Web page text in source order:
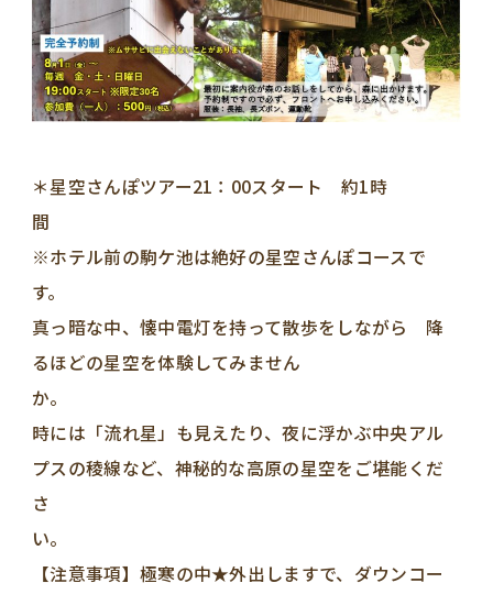
＊星空さんぽツアー21：00スタート 約1時
※ホテル前の駒ケ池は絶好の星空さんぽコースで
真っ暗な中、懐中電灯を持って散歩をしながら 降
るほどの星空を体験してみません
時には「流れ星」も見えたり、夜に浮かぶ中央アル
プスの稜線など、神秘的な高原の星空をご堪能くだ
さ
い
【注意事項】極寒の中★外出しますで、ダウンコー